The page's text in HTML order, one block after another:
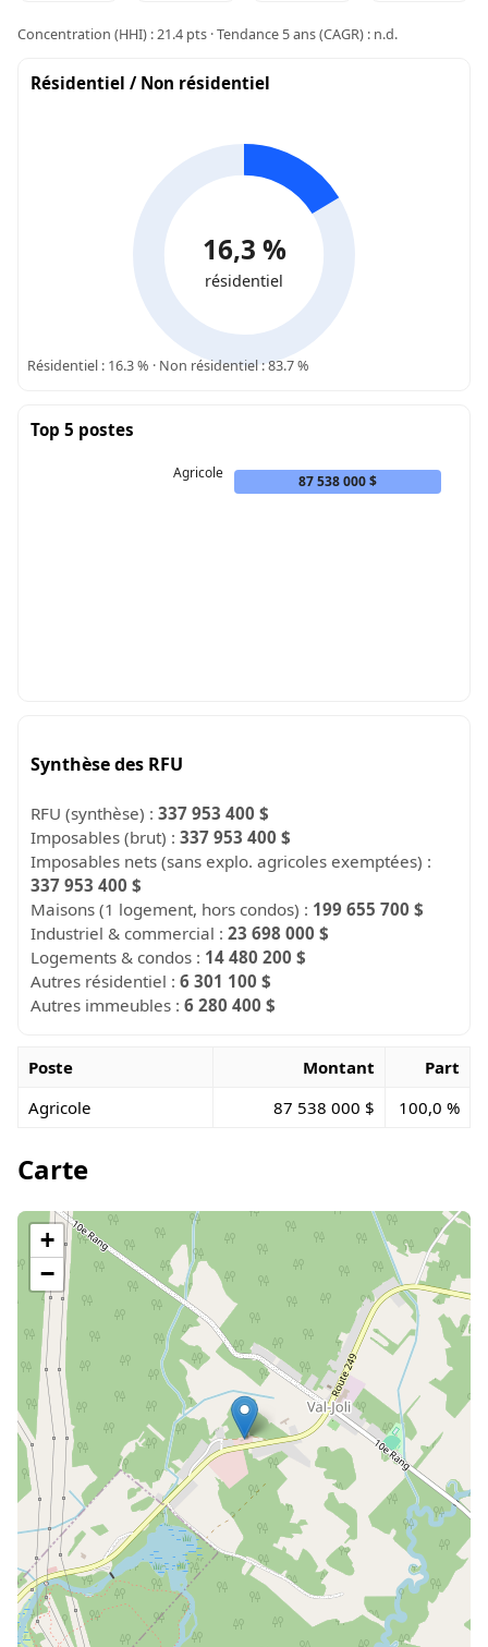
Concentration (HHI) : 21.4 pts · Tendance 5 ans (CAGR) : n.d.
Résidentiel / Non résidentiel
16,3 %
résidentiel
Résidentiel : 16.3 % · Non résidentiel : 83.7 %
Top 5 postes
Agricole 87 538 000 $
Synthèse des RFU
RFU (synthèse) :337 953 400 $
Imposables (brut) :337 953 400 $
Imposables nets (sans explo. agricoles exemptées) :
337 953 400 $
Maisons (1 logement, hors condos) : 199 655 700 $
Industriel & commercial :23 698 000 $
Logements & condos : 14 480 200 $
Autres résidentiel :6 301 100 $
Autres immeubles :6 280 400 $
Poste Montant
Part
Agricole
87 538 000 $ 100,0 %
Carte
+
−